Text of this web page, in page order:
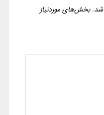
شد. بخش‌های موردنیاز